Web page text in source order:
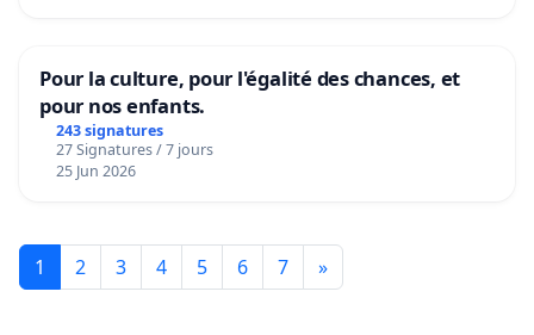
Pour la culture, pour l'égalité des chances, et
pour nos enfants.
243 signatures
27 Signatures / 7 jours
25 Jun 2026
1 2 3 4 5 6 7 »